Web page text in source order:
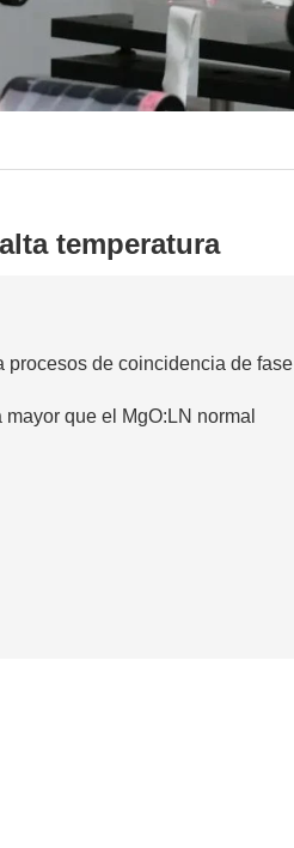
temperatura
de coincidencia de
que el MgO:LN normal